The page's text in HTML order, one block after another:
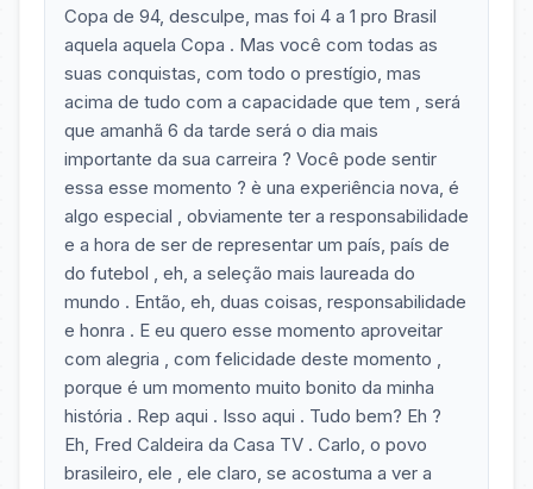
Copa de 94, desculpe, mas foi 4 a 1 pro Brasil
aquela aquela Copa . Mas você com todas as
suas conquistas, com todo o prestígio, mas
acima de tudo com a capacidade que tem , será
que amanhã 6 da tarde será o dia mais
importante da sua carreira ? Você pode sentir
essa esse momento ? è una experiência nova, é
algo especial , obviamente ter a responsabilidade
e a hora de ser de representar um país, país de
do futebol , eh, a seleção mais laureada do
mundo . Então, eh, duas coisas, responsabilidade
e honra . E eu quero esse momento aproveitar
com alegria , com felicidade deste momento ,
porque é um momento muito bonito da minha
história . Rep aqui . Isso aqui . Tudo bem? Eh ?
Eh, Fred Caldeira da Casa TV . Carlo, o povo
brasileiro, ele , ele claro, se acostuma a ver a